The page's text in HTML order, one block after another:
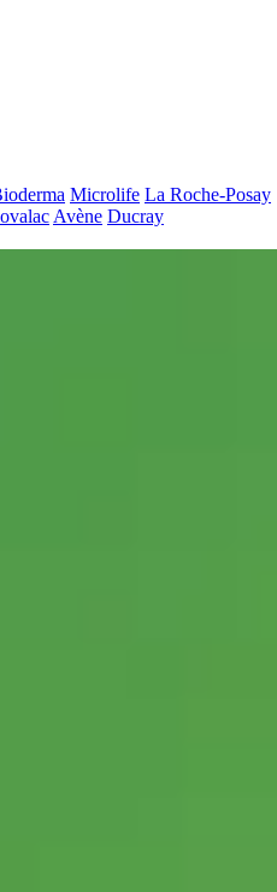
Microlife La Roche-Posay
Avène Ducray